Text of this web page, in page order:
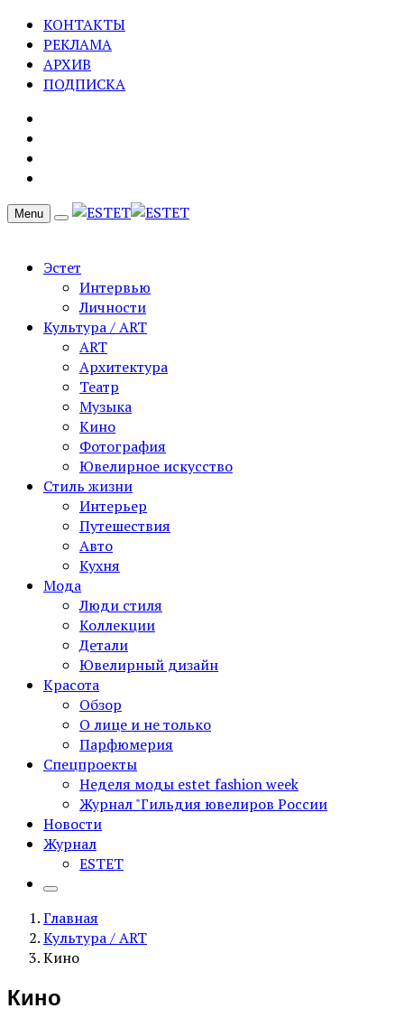
КОНТАКТЫ
РЕКЛАМА
АРХИВ
ПОДПИСКА
Menu
Эстет
Интервью
Личности
Культура / ART
ART
Архитектура
Театр
Музыка
Кино
Фотография
Ювелирное искусство
Стиль жизни
Интерьер
Путешествия
Авто
Кухня
Мода
Люди стиля
Коллекции
Детали
Ювелирный дизайн
Красота
Обзор
О лице и не только
Парфюмерия
Спецпроекты
Неделя моды estet fashion week
Журнал "Гильдия ювелиров России
Новости
Журнал
ESTET
Главная
Культура / ART
Кино
Кино